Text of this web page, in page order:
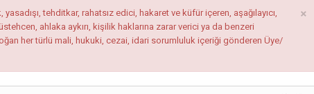
×
tehditkar, rahatsız edici, hakaret ve küfür içeren, aşağılayıcı,
ahlaka aykırı, kişilik haklarına zarar verici ya da benzeri
her türlü mali, hukuki, cezai, idari sorumluluk içeriği gönderen Üye/